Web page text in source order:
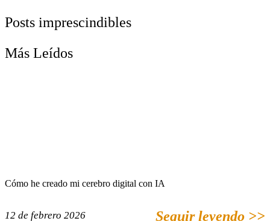
Posts imprescindibles
Más Leídos
Cómo he creado mi cerebro digital con IA
12 de febrero 2026 Seguir leyendo >>